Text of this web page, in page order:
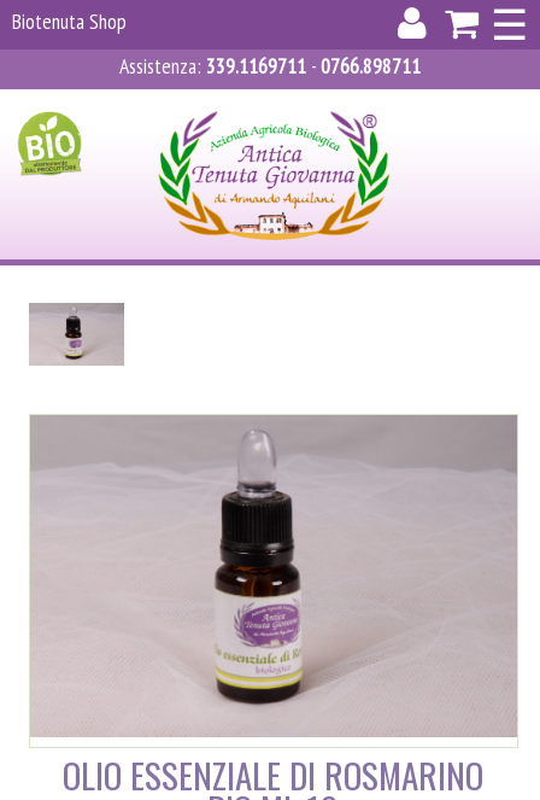
Assistenza: 339.1169711 -0766.898711
Biotenuta Shop ☰
×
OLIO ESSENZIALE DI ROSMARINO